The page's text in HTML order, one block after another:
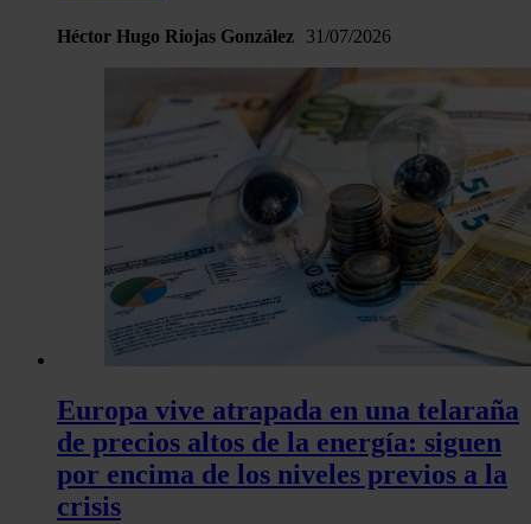
Héctor Hugo Riojas González 31/07/2026
Europa vive atrapada en una telaraña
de precios altos de la energía: siguen
por encima de los niveles previos a la
crisis